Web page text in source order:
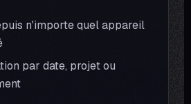
n'importe quel appareil
par date, projet ou